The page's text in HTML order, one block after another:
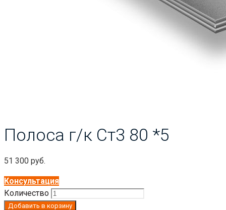
Полоса г/к Ст3 80 *5
51 300 руб.
Консультация
Количество
Добавить в корзину